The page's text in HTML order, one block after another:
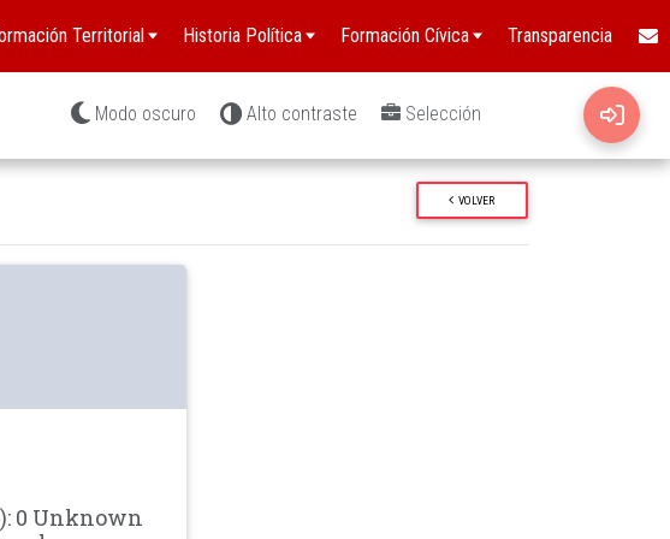
Territorial Historia Política Formación Cívica Transparencia
Modo oscuro Alto contraste Selección
VOLVER
0 Unknown